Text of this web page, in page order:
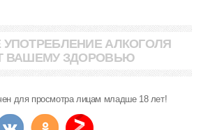
УПОТРЕБЛЕНИЕ АЛКОГОЛЯ
ВАШЕМУ ЗДОРОВЬЮ
для просмотра лицам младше 18 лет!